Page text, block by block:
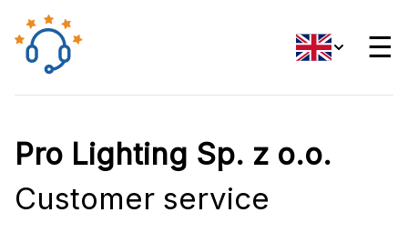
☰
Pro Lighting Sp. z o.o.
Customer service